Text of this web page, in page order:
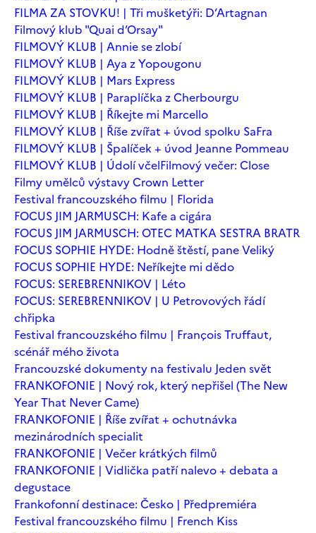
FILMA ZA STOVKU! | Tři mušketýři: D’Artagnan
Filmový klub "Quai d’Orsay"
FILMOVÝ KLUB | Annie se zlobí
FILMOVÝ KLUB | Aya z Yopougonu
FILMOVÝ KLUB | Mars Express
FILMOVÝ KLUB | Paraplíčka z Cherbourgu
FILMOVÝ KLUB | Říkejte mi Marcello
FILMOVÝ KLUB | Říše zvířat + úvod spolku SaFra
FILMOVÝ KLUB | Špalíček + úvod Jeanne Pommeau
FILMOVÝ KLUB | Údolí včelFilmový večer: Close
Filmy umělců výstavy Crown Letter
Festival francouzského filmu | Florida
FOCUS JIM JARMUSCH: Kafe a cigára
FOCUS JIM JARMUSCH: OTEC MATKA SESTRA BRATR
FOCUS SOPHIE HYDE: Hodně štěstí, pane Veliký
FOCUS SOPHIE HYDE: Neříkejte mi dědo
FOCUS: SEREBRENNIKOV | Léto
FOCUS: SEREBRENNIKOV | U Petrovových řádí
chřipka
Festival francouzského filmu | François Truffaut,
scénář mého života
Francouzské dokumenty na festivalu Jeden svět
FRANKOFONIE | Nový rok, který nepřišel (The New
Year That Never Came)
FRANKOFONIE | Říše zvířat + ochutnávka
mezinárodních specialit
FRANKOFONIE | Večer krátkých filmů
FRANKOFONIE | Vidlička patří nalevo + debata a
degustace
Frankofonní destinace: Česko | Předpremiéra
Festival francouzského filmu | French Kiss